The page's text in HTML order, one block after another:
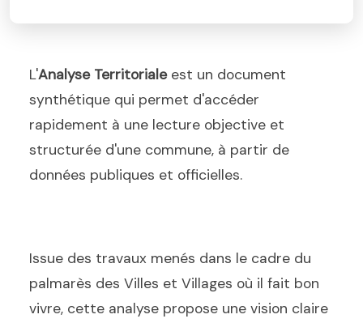
L'Analyse Territorialeest un document
synthétique qui permet d'accéder
rapidement à une lecture objective et
structurée d'une commune, à partir de
données publiques et officielles.
Issue des travaux menés dans le cadre du
palmarès des Villes et Villages où il fait bon
vivre, cette analyse propose une vision claire